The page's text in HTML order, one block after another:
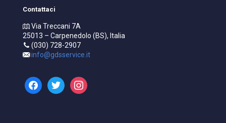
Contattaci
Via Treccani 7A
25013 – Carpenedolo (BS), Italia
(030) 728-2907
info@gdsservice.it
facebooktwitter instagram